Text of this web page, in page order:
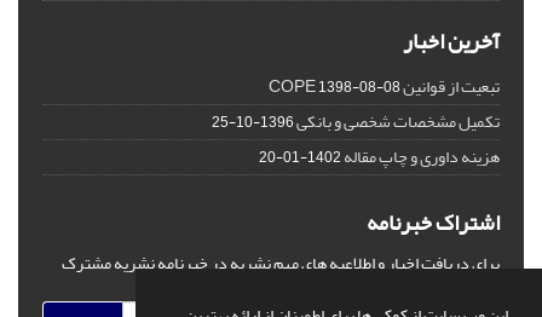
آخرین اخبار
تبعیت از قوانین COPE1398-08-08
تکمیل مشخصات شخصی و بانکی1396-10-25
هزینه داوری و چاپ مقاله1402-01-20
اشتراک خبرنامه
برای دریافت اخبار و اطلاعیه های مهم نشریه در خبرنامه نشریه مشترک